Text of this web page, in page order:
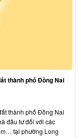
thành phố Đồng Nai
thành phố Đồng Nai
đầu tư đối với các
tại phường Long